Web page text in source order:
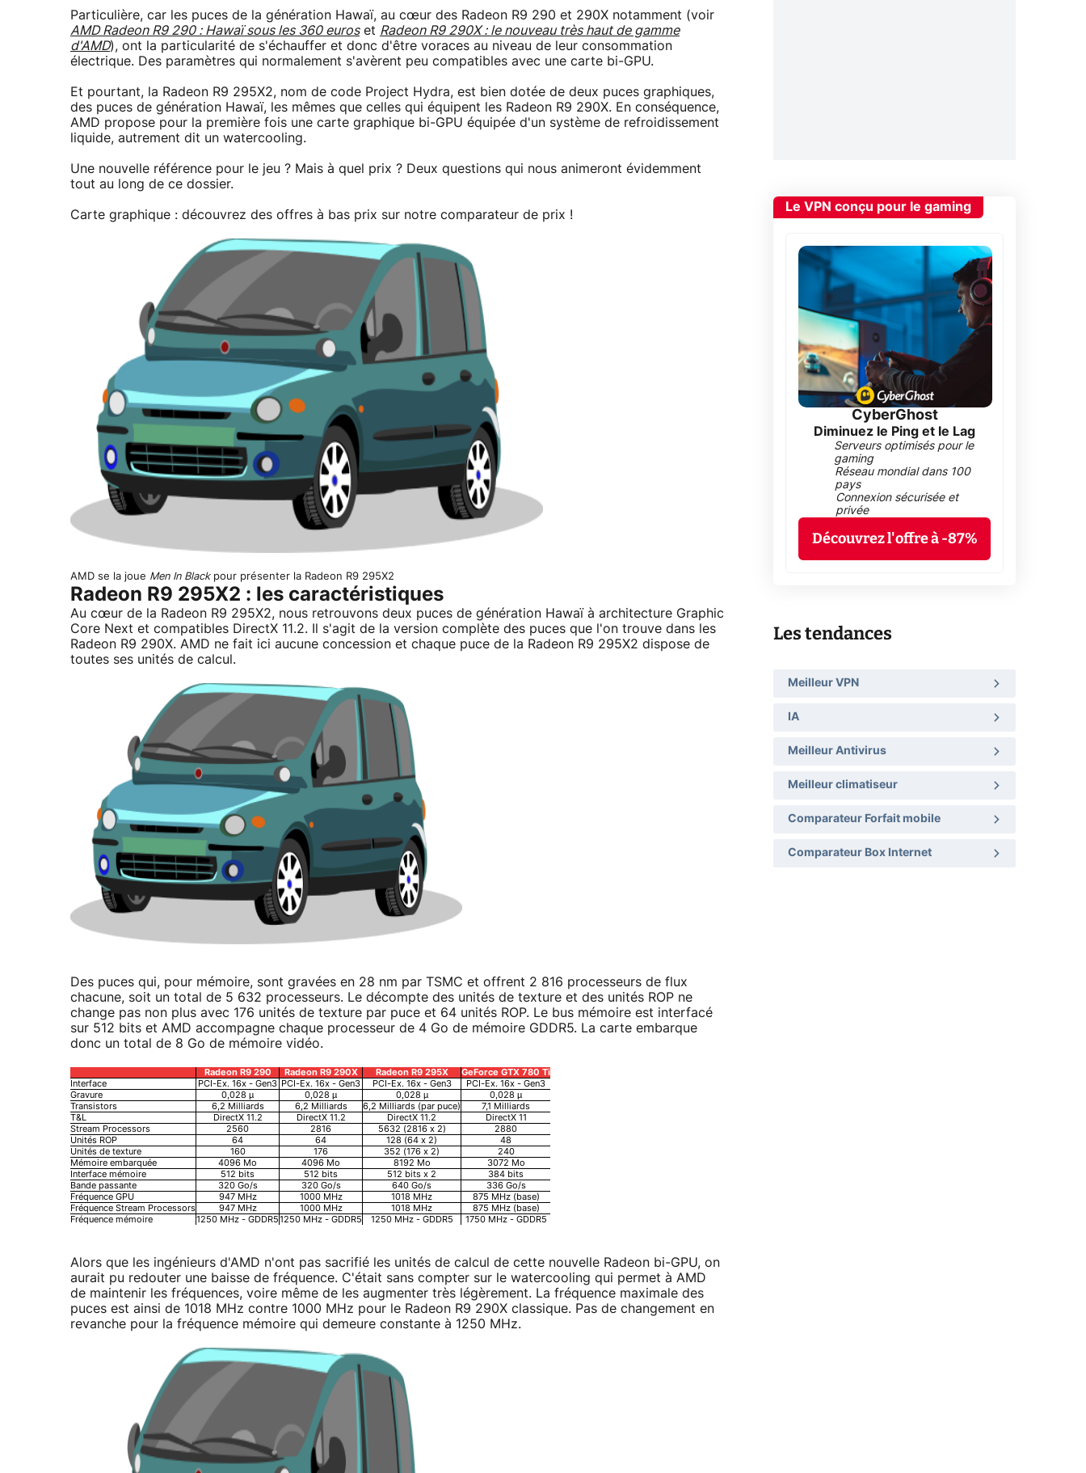
Particulière, car les puces de la génération Hawaï, au cœur des Radeon R9 290 et 290X notamment (voir
AMD Radeon R9 290 : Hawaï sous les 360 euroset Radeon R9 290X : le nouveau très haut de gamme
d'AMD), ont la particularité de s'échauffer et donc d'être voraces au niveau de leur consommation
électrique. Des paramètres qui normalement s'avèrent peu compatibles avec une carte bi-GPU.
Et pourtant, la Radeon R9 295X2, nom de code Project Hydra, est bien dotée de deux puces graphiques,
des puces de génération Hawaï, les mêmes que celles qui équipent les Radeon R9 290X. En conséquence,
AMD propose pour la première fois une carte graphique bi-GPU équipée d'un système de refroidissement
liquide, autrement dit un watercooling.
Une nouvelle référence pour le jeu ? Mais à quel prix ? Deux questions qui nous animeront évidemment
tout au long de ce dossier.
Carte graphique : découvrez des offres à bas prix sur notre comparateur de prix !
AMD se la joue Men In Blackpour présenter la Radeon R9 295X2
Radeon R9 295X2 : les caractéristiques
Au cœur de la Radeon R9 295X2, nous retrouvons deux puces de génération Hawaï à architecture Graphic
Core Next et compatibles DirectX 11.2. Il s'agit de la version complète des puces que l'on trouve dans les
Radeon R9 290X. AMD ne fait ici aucune concession et chaque puce de la Radeon R9 295X2 dispose de
toutes ses unités de calcul.
Des puces qui, pour mémoire, sont gravées en 28 nm par TSMC et offrent 2 816 processeurs de flux
chacune, soit un total de 5 632 processeurs. Le décompte des unités de texture et des unités ROP ne
change pas non plus avec 176 unités de texture par puce et 64 unités ROP. Le bus mémoire est interfacé
sur 512 bits et AMD accompagne chaque processeur de 4 Go de mémoire GDDR5. La carte embarque
donc un total de 8 Go de mémoire vidéo.
Radeon R9 290 Radeon R9 290X Radeon R9 295X
GeForce GTX 780 Ti
Interface
PCI-Ex. 16x - Gen3 PCI-Ex. 16x - Gen3 PCI-Ex. 16x - Gen3
PCI-Ex. 16x - Gen3
Gravure
0,028 µ 0,028 µ 0,028 µ
0,028 µ
Transistors
6,2 Milliards 6,2 Milliards 6,2 Milliards (par puce)
7,1 Milliards
T&L
DirectX 11.2 DirectX 11.2 DirectX 11.2
DirectX 11
Stream Processors
2560 2816 5632 (2816 x 2)
2880
Unités ROP
64 64 128 (64 x 2)
48
Unités de texture
160 176 352 (176 x 2)
240
Mémoire embarquée
4096 Mo 4096 Mo 8192 Mo
3072 Mo
Interface mémoire
512 bits 512 bits 512 bits x 2
384 bits
Bande passante
320 Go/s 320 Go/s 640 Go/s
336 Go/s
Fréquence GPU
947 MHz 1000 MHz 1018 MHz
875 MHz (base)
Fréquence Stream Processors
947 MHz 1000 MHz 1018 MHz
875 MHz (base)
Fréquence mémoire
1250 MHz - GDDR51250 MHz - GDDR5 1250 MHz - GDDR5 1750 MHz - GDDR5
Alors que les ingénieurs d'AMD n'ont pas sacrifié les unités de calcul de cette nouvelle Radeon bi-GPU, on
aurait pu redouter une baisse de fréquence. C'était sans compter sur le watercooling qui permet à AMD
de maintenir les fréquences, voire même de les augmenter très légèrement. La fréquence maximale des
puces est ainsi de 1018 MHz contre 1000 MHz pour le Radeon R9 290X classique. Pas de changement en
revanche pour la fréquence mémoire qui demeure constante à 1250 MHz.
Le VPN conçu pour le gaming
CyberGhost
Diminuez le Ping et le Lag
Serveurs optimisés pour le
gaming
Réseau mondial dans 100
pays
Connexion sécurisée et
privée
Découvrez l'offre à -87%
Les tendances
Meilleur VPN
IA
Meilleur Antivirus
Meilleur climatiseur
Comparateur Forfait mobile
Comparateur Box Internet